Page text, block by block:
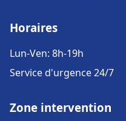
Horaires
Lun-Ven: 8h-19h
Service d'urgence 24/7
Zone intervention